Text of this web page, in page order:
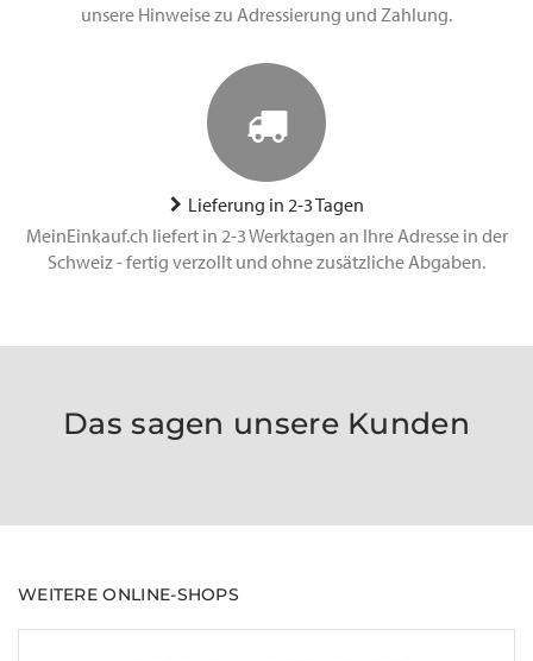
unsere Hinweise zu Adressierung und Zahlung.
Lieferung in 2-3 Tagen
MeinEinkauf.ch liefert in 2-3 Werktagen an Ihre Adresse in der
Schweiz - fertig verzollt und ohne zusätzliche Abgaben.
Das sagen unsere Kunden
WEITERE ONLINE-SHOPS